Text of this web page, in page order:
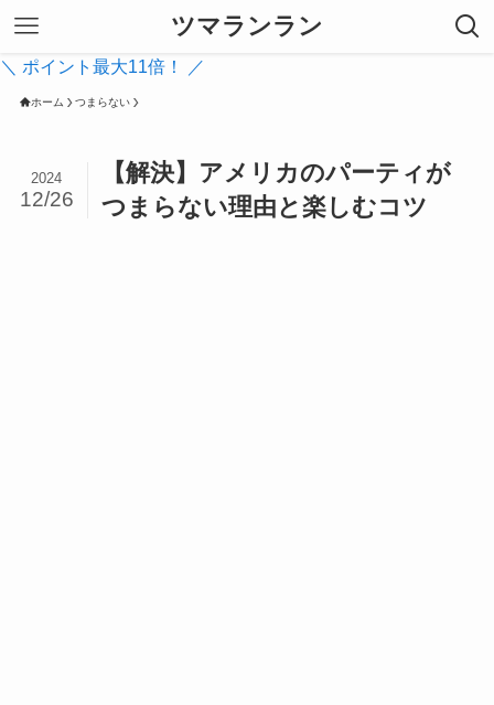
ツマランラン
＼ ポイント最大11倍！ ／
ホーム つまらない
【解決】アメリカのパーティが
つまらない理由と楽しむコツ
2024
12/26